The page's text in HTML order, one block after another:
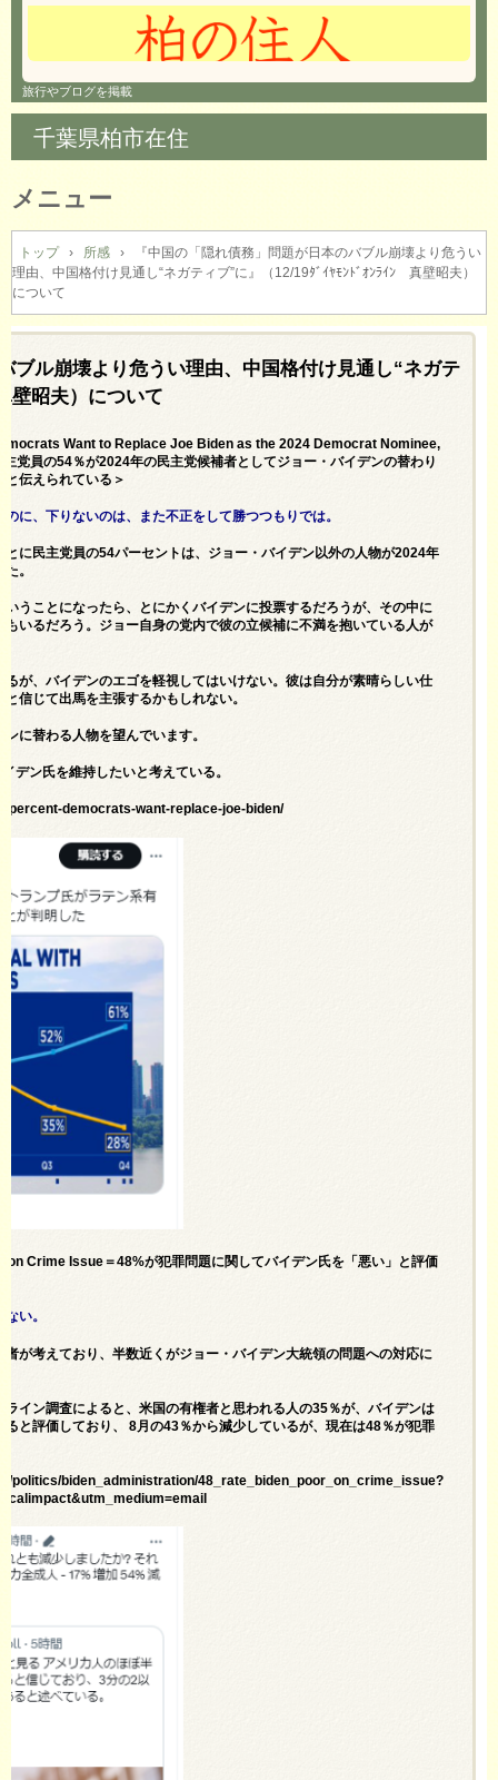
旅行やブログを掲載
千葉県柏市在住
メニュー
コ
ン
テ
ン
ス
キ
プ
トップ › 所感 ›
『中国の「隠れ債務」問題が日本のバブル崩壊より危うい
理由、中国格付け見通し“ネガティブ”に』（12/19ﾀﾞｲﾔﾓﾝﾄﾞｵﾝﾗｲﾝ 真壁昭夫）
について
ブル崩壊より危うい理由、中国格付け見通し“ネガテ
壁昭夫）について
Want to Replace Joe Biden as the 2024 Democrat Nominee,
党員の54％が2024年の民主党候補者としてジョー・バイデンの替わり
伝えられている＞
に、下りないのは、また不正をして勝つつもりでは。
に民主党員の54パーセントは、ジョー・バイデン以外の人物が2024年
。
うことになったら、とにかくバイデンに投票するだろうが、その中に
いるだろう。ジョー自身の党内で彼の立候補に不満を抱いている人が
が、バイデンのエゴを軽視してはいけない。彼は自分が素晴らしい仕
信じて出馬を主張するかもしれない。
に替わる人物を望んでいます。
デン氏を維持したいと考えている。
percent-democrats-want-replace-joe-biden/
Crime Issue＝48%が犯罪問題に関してバイデン氏を「悪い」と評価
い。
が考えており、半数近くがジョー・バイデン大統領の問題への対応に
イン調査によると、米国の有権者と思われる人の35％が、バイデンは
と評価しており、 8月の43％から減少しているが、現在は48％が犯罪
politics/biden_administration/48_rate_biden_poor_on_crime_issue?